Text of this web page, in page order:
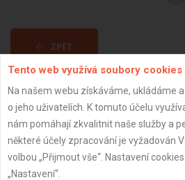
ZPĚT
Aktualizováno z portálu ARES dne
Tento web využívá soubory cookies
Na našem webu získáváme, ukládáme
o jeho uživatelích. K tomuto účelu
nám pomáhají zkvalitnit naše služby a
některé účely zpracování je vyžadován
volbou „Přijmout vše“. Nastavení
„Nastavení“.